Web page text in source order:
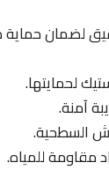
لضمان حماية
لحمايتها.
آمنة.
السطحية.
للمياه.